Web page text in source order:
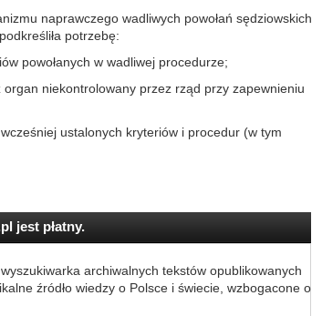
naprawczego wadliwych powołań sędziowskich
potrzebę:
powołanych w wadliwej procedurze;
niekontrolowany przez rząd przy zapewnieniu
ustalonych kryteriów i procedur (w tym
jest płatny.
archiwalnych tekstów opublikowanych
źródło wiedzy o Polsce i świecie, wzbogacone o